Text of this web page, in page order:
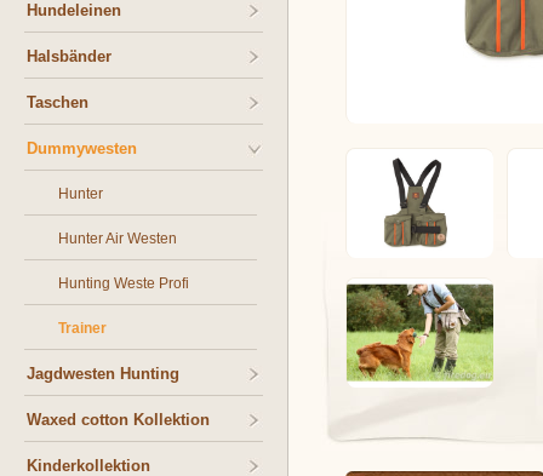
Hundeleinen
Halsbänder
Taschen
Dummywesten
Hunter
Hunter Air Westen
Hunting Weste Profi
Trainer
Jagdwesten Hunting
Waxed cotton Kollektion
Kinderkollektion